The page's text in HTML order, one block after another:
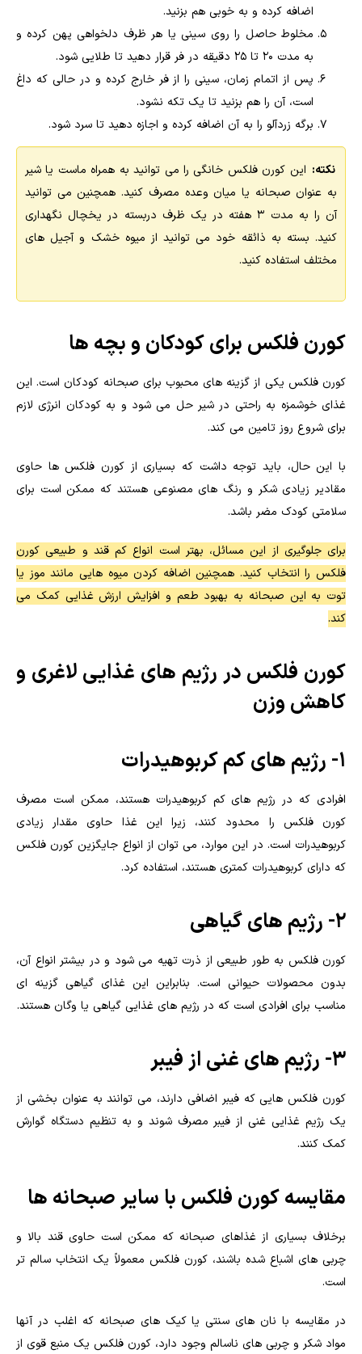
اضافه کرده و به خوبی هم بزنید.
مخلوط حاصل را روی سینی یا هر ظرف دلخواهی پهن کرده و
به مدت ۲۰ تا ۲۵ دقیقه در فر قرار دهید تا طلایی شود.
پس از اتمام زمان، سینی را از فر خارج کرده و در حالی که داغ
است، آن را هم بزنید تا یک تکه نشود.
برگه زردآلو را به آن اضافه کرده و اجازه دهید تا سرد شود.
نکته: این کورن فلکس خانگی را می توانید به همراه ماست یا شیر
به عنوان صبحانه یا میان وعده مصرف کنید. همچنین می توانید
آن را به مدت ۳ هفته در یک ظرف دربسته در یخچال نگهداری
کنید. بسته به ذائقه خود می توانید از میوه خشک و آجیل های
مختلف استفاده کنید.
کورن فلکس برای کودکان و بچه ها
کورن فلکس یکی از گزینه های محبوب برای صبحانه کودکان است. این
غذای خوشمزه به راحتی در شیر حل می شود و به کودکان انرژی لازم
برای شروع روز تامین می کند.
با این حال، باید توجه داشت که بسیاری از کورن فلکس ها حاوی
مقادیر زیادی شکر و رنگ های مصنوعی هستند که ممکن است برای
سلامتی کودک مضر باشد.
برای جلوگیری از این مسائل، بهتر است انواع کم قند و طبیعی کورن
فلکس را انتخاب کنید. همچنین اضافه کردن میوه هایی مانند موز یا
توت به این صبحانه به بهبود طعم و افزایش ارزش غذایی کمک می
کند.
کورن فلکس در رژیم های غذایی لاغری و
کاهش وزن
1- رژیم های کم کربوهیدرات
افرادی که در رژیم های کم کربوهیدرات هستند، ممکن است مصرف
کورن فلکس را محدود کنند، زیرا این غذا حاوی مقدار زیادی
کربوهیدرات است. در این موارد، می توان از انواع جایگزین کورن فلکس
که دارای کربوهیدرات کمتری هستند، استفاده کرد.
2- رژیم های گیاهی
کورن فلکس به طور طبیعی از ذرت تهیه می شود و در بیشتر انواع آن،
بدون محصولات حیوانی است. بنابراین این غذای گیاهی گزینه ای
مناسب برای افرادی است که در رژیم های غذایی گیاهی یا وگان هستند.
3- رژیم های غنی از فیبر
کورن فلکس هایی که فیبر اضافی دارند، می توانند به عنوان بخشی از
یک رژیم غذایی غنی از فیبر مصرف شوند و به تنظیم دستگاه گوارش
کمک کنند.
مقایسه کورن فلکس با سایر صبحانه ها
برخلاف بسیاری از غذاهای صبحانه که ممکن است حاوی قند بالا و
چربی های اشباع شده باشند، کورن فلکس معمولاً یک انتخاب سالم تر
است.
در مقایسه با نان های سنتی یا کیک های صبحانه که اغلب در آنها
مواد شکر و چربی های ناسالم وجود دارد، کورن فلکس یک منبع قوی از